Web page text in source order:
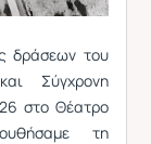
του
Σύγχρονη
στο Θέατρο
τη